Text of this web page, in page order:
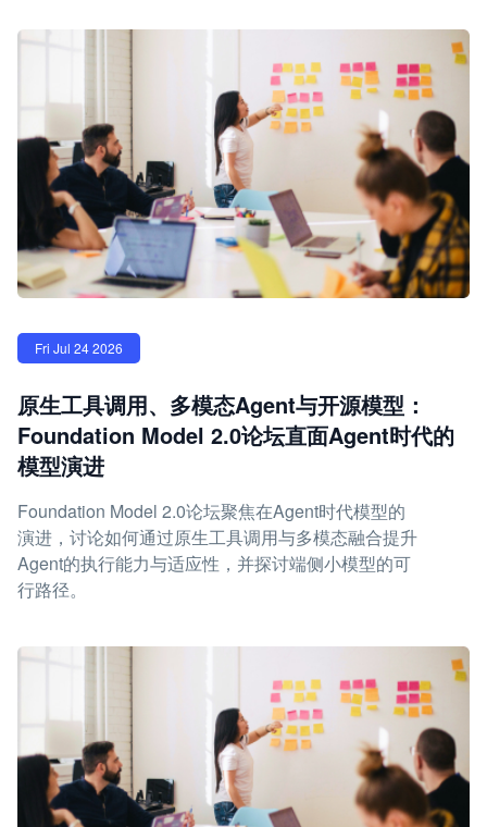
Fri Jul 24 2026
原生工具调用、多模态Agent与开源模型：
Foundation Model 2.0论坛直面Agent时代的
模型演进
Foundation Model 2.0论坛聚焦在Agent时代模型的
演进，讨论如何通过原生工具调用与多模态融合提升
Agent的执行能力与适应性，并探讨端侧小模型的可
行路径。